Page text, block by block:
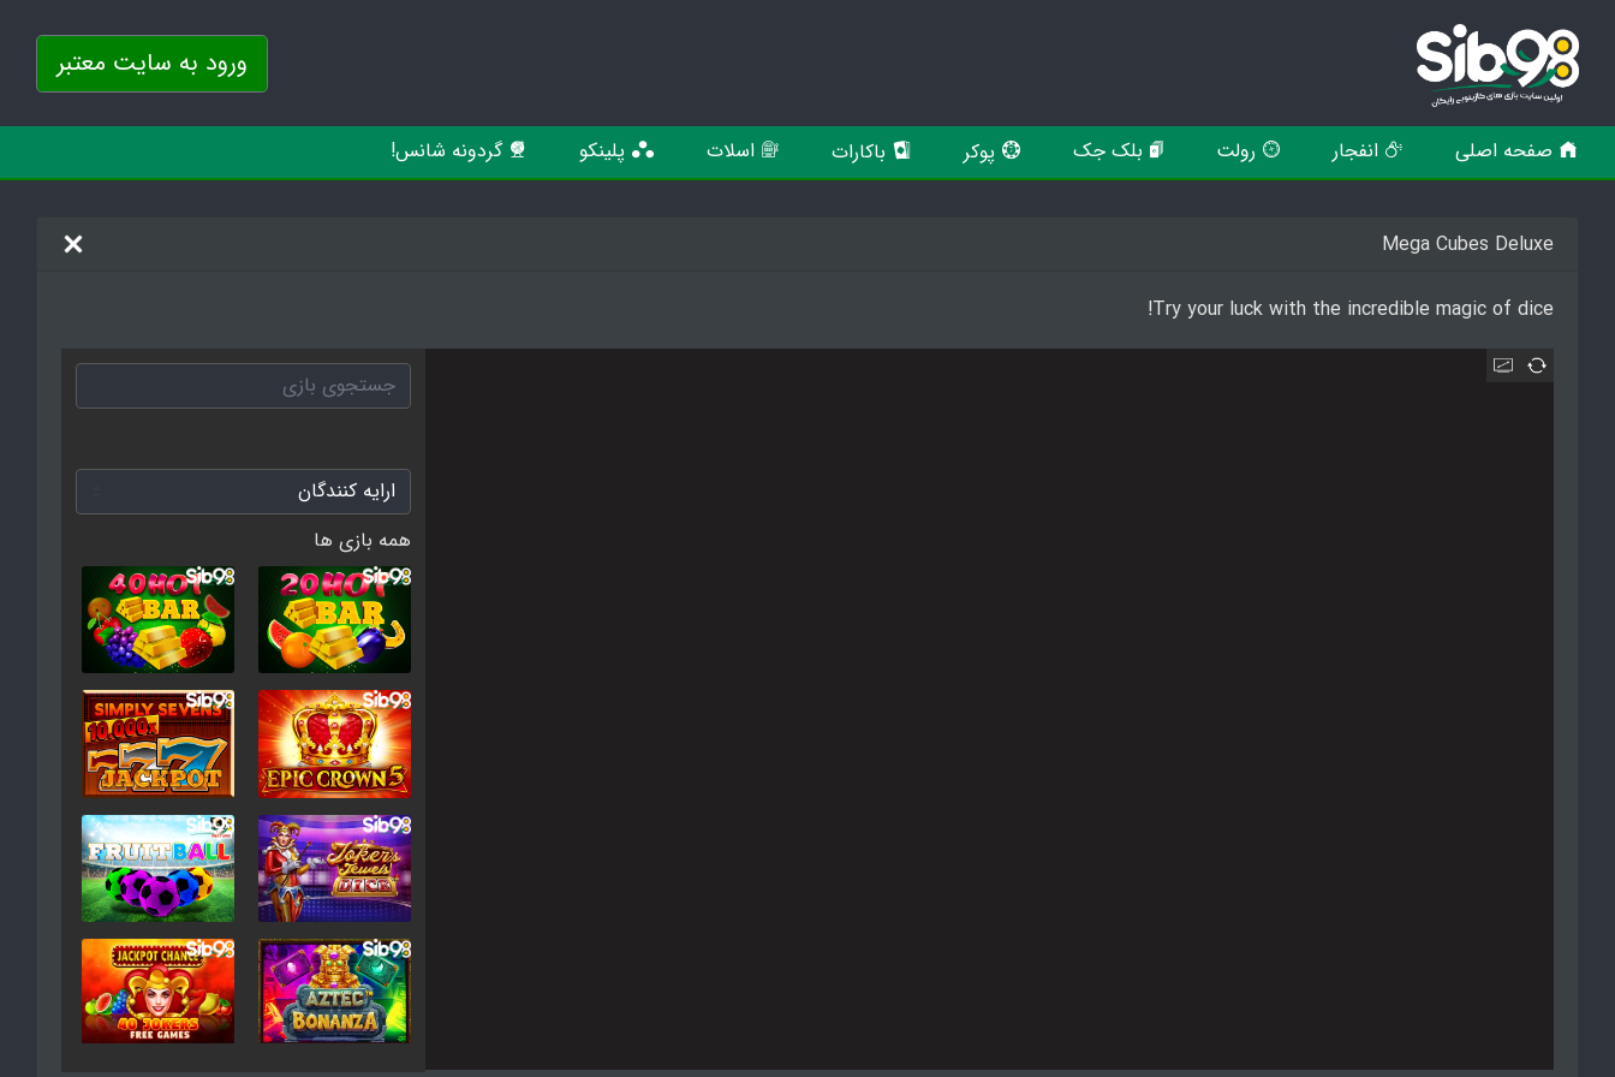
ورود به سایت معتبر
صفحه اصلی انفجار رولت بلک جک پوکر باکارات اسلات پلینکو گردونه شانس!
Mega Cubes Deluxe
Try your luck with the incredible magic of dice!
همه بازی ها